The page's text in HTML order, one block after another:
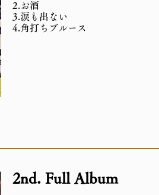
2.お酒
3.涙も出ない
4.角打ちブルース
2nd. Full Album